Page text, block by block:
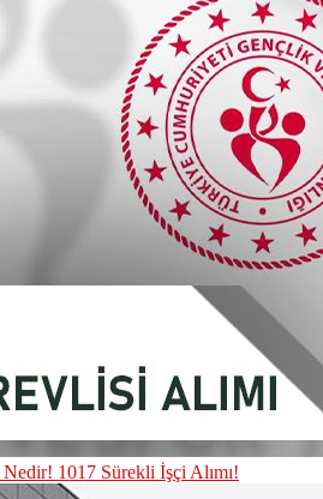
1017 Sürekli İşçi Alımı!